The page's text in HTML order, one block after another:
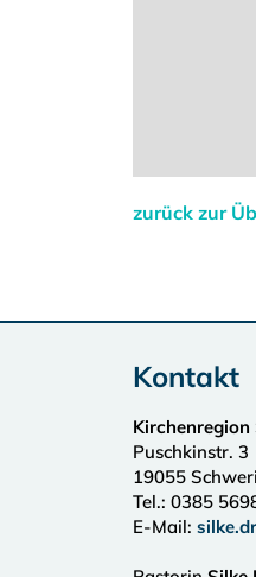
zurück zur
Kontakt
Puschkinstr. 3
19055
Tel.: 0385
E-Mail: